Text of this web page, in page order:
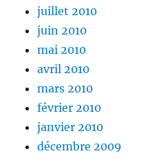
juillet 2010
juin 2010
mai 2010
avril 2010
mars 2010
février 2010
janvier 2010
décembre 2009